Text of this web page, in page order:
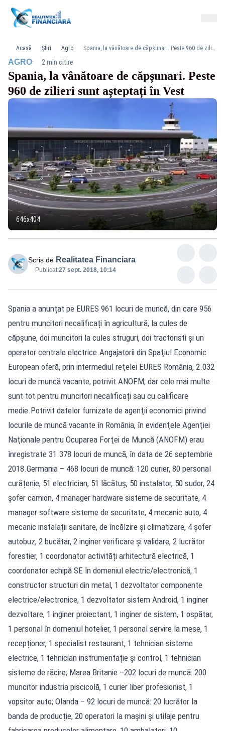
Acasă Știri Agro Spania, la vânătoare de căpșunari. Peste 960 de zilieri sunt așteptați în Vest
AGRO· 2 min citire
Spania, la vânătoare de căpșunari. Peste
960 de zilieri sunt așteptați în Vest
646x404
Scris de Realitatea Financiara
Publicat:27 sept. 2018, 10:14
Spania a anunțat pe EURES 961 locuri de muncă, din care 956
pentru muncitori necalificați în agricultură, la cules de
căpșune, doi muncitori la cules struguri, doi tractoristi și un
operator centrale electrice.Angajatorii din Spaţiul Economic
European oferă, prin intermediul reţelei EURES România, 2.032
locuri de muncă vacante, potrivit ANOFM, dar cele mai multe
sunt tot pentru muncitori necalificați sau cu calificare
medie.Potrivit datelor furnizate de agenţii economici privind
locurile de muncă vacante în România, în evidenţele Agenţiei
Naţionale pentru Ocuparea Forţei de Muncă (ANOFM) erau
înregistrate 31.378 locuri de muncă, în data de 26 septembrie
2018.Germania – 468 locuri de muncă: 120 curier, 80 personal
curățenie, 51 electrician, 51 lăcătuș, 50 instalator, 50 sudor, 24
șofer camion, 4 manager hardware sisteme de securitate, 4
manager software sisteme de securitate, 4 mecanic auto, 4
mecanic instalații sanitare, de încălzire și climatizare, 4 șofer
autobuz, 2 bucătar, 2 inginer verificare și validare, 2 lucrător
forestier, 1 coordonator activități arhitectură electrică, 1
coordonator echipă SE în domeniul electric/electronică, 1
constructor structuri din metal, 1 dezvoltator componente
electrice/electronice, 1 dezvoltator sistem Android, 1 inginer
dezvoltare, 1 inginer proiectant, 1 inginer de sistem, 1 ospătar,
1 personal în domeniul hotelier, 1 personal servire la mese, 1
recepționer, 1 specialist restaurant, 1 tehnician sisteme
electrice, 1 tehnician instrumentație și control, 1 tehnician
sisteme de răcire; Marea Britanie –202 locuri de muncă: 200
muncitor industria piscicolă, 1 curier liber profesionist, 1
vopsitor auto; Olanda – 92 locuri de muncă: 20 lucrător la
banda de producție, 20 operatori la mașini și utilaje pentru